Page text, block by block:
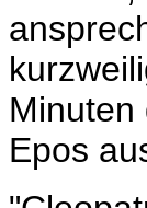
Minuten
Epos